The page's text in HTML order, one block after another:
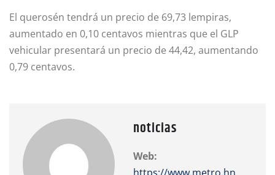
El querosén tendrá un precio de 69,73 lempiras,
aumentado en 0,10 centavos mientras que el GLP
vehicular presentará un precio de 44,42, aumentando
0,79 centavos.
noticias
Web: